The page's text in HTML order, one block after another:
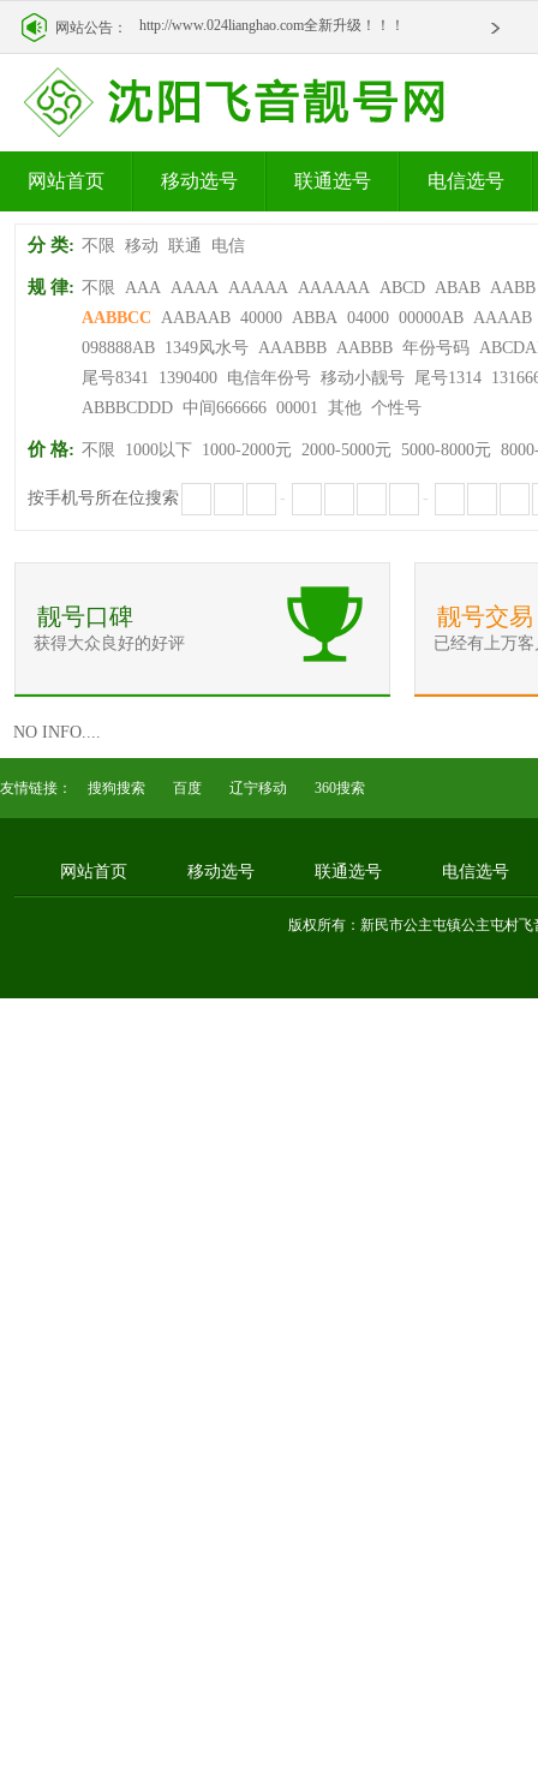
网站公告： http://www.024lianghao.com全新升级！！！
网站首页 移动选号 联通选号 电信选号
分 类: 不限 移动 联通 电信
规 律: 不限 AAA AAAA AAAAA AAAAAA ABCD ABAB AABB
AABBCC AABAAB 40000 ABBA 04000 00000AB AAAAB
098888AB 1349风水号 AAABBB AABBB 年份号码
尾号8341
1390400 电信年份号 移动小靓号 尾号1314
ABBBCDDD 中间666666 00001 其他 个性号
价 格: 不限 1000以下 1000-2000元 2000-5000元 5000-8000元
按手机号所在位搜索 - -
靓号口碑
获得大众良好的好评
靓号交易
已经有上万
NO INFO....
友情链接： 搜狗搜索 百度 辽宁移动 360搜索
网站首页 移动选号 联通选号 电信选号
版权所有：新民市公主屯镇公主屯村